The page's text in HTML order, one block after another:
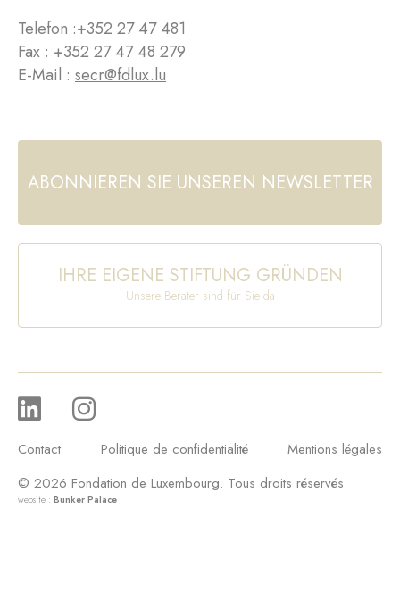
Telefon :+352 27 47 481
Fax : +352 27 47 48 279
E-Mail : secr@fdlux.lu
ABONNIEREN SIE UNSEREN NEWSLETTER
IHRE EIGENE STIFTUNG GRÜNDEN
Unsere Berater sind für Sie da
Contact Politique de confidentialité
Mentions légales
© 2026 Fondation de Luxembourg. Tous droits réservés
website : Bunker Palace